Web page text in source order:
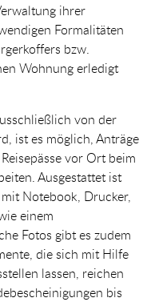
ihrer
Formalitäten
bzw.
Wohnung erledigt
von der
ist es möglich, Anträge
vor Ort beim
Ausgestattet ist
Notebook, Drucker,
einem
Fotos gibt es zudem
die sich mit Hilfe
lassen, reichen
bis